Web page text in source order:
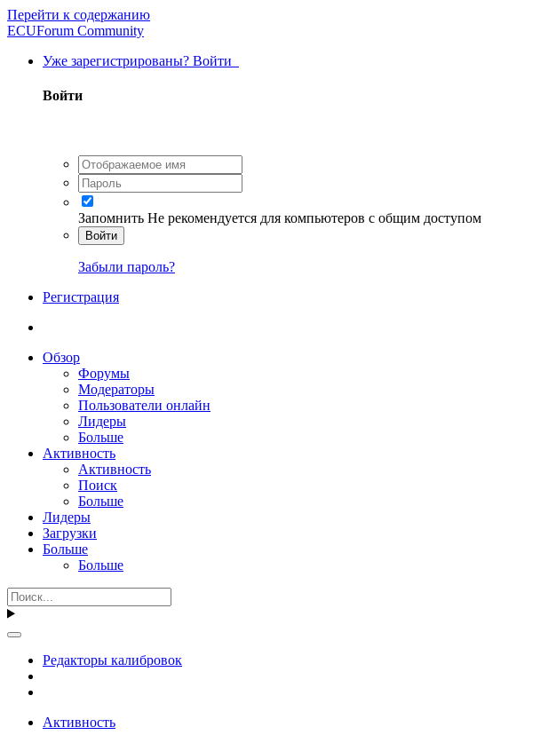
Перейти к содержанию
ECUForum Community
Уже зарегистрированы? Войти
Войти
Запомнить Не рекомендуется для компьютеров с общим доступом
Войти
Забыли пароль?
Регистрация
Обзор
Форумы
Модераторы
Пользователи онлайн
Лидеры
Больше
Активность
Активность
Поиск
Больше
Лидеры
Загрузки
Больше
Больше
Редакторы калибровок
Активность